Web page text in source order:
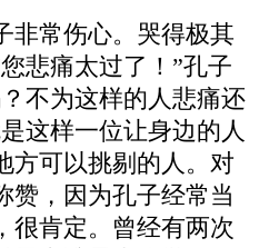
非常伤心。哭得极其
悲痛太过了！”孔子
不为这样的人悲痛还
这样一位让身边的人
方可以挑剔的人。对
赞，因为孔子经常当
很肯定。曾经有两次